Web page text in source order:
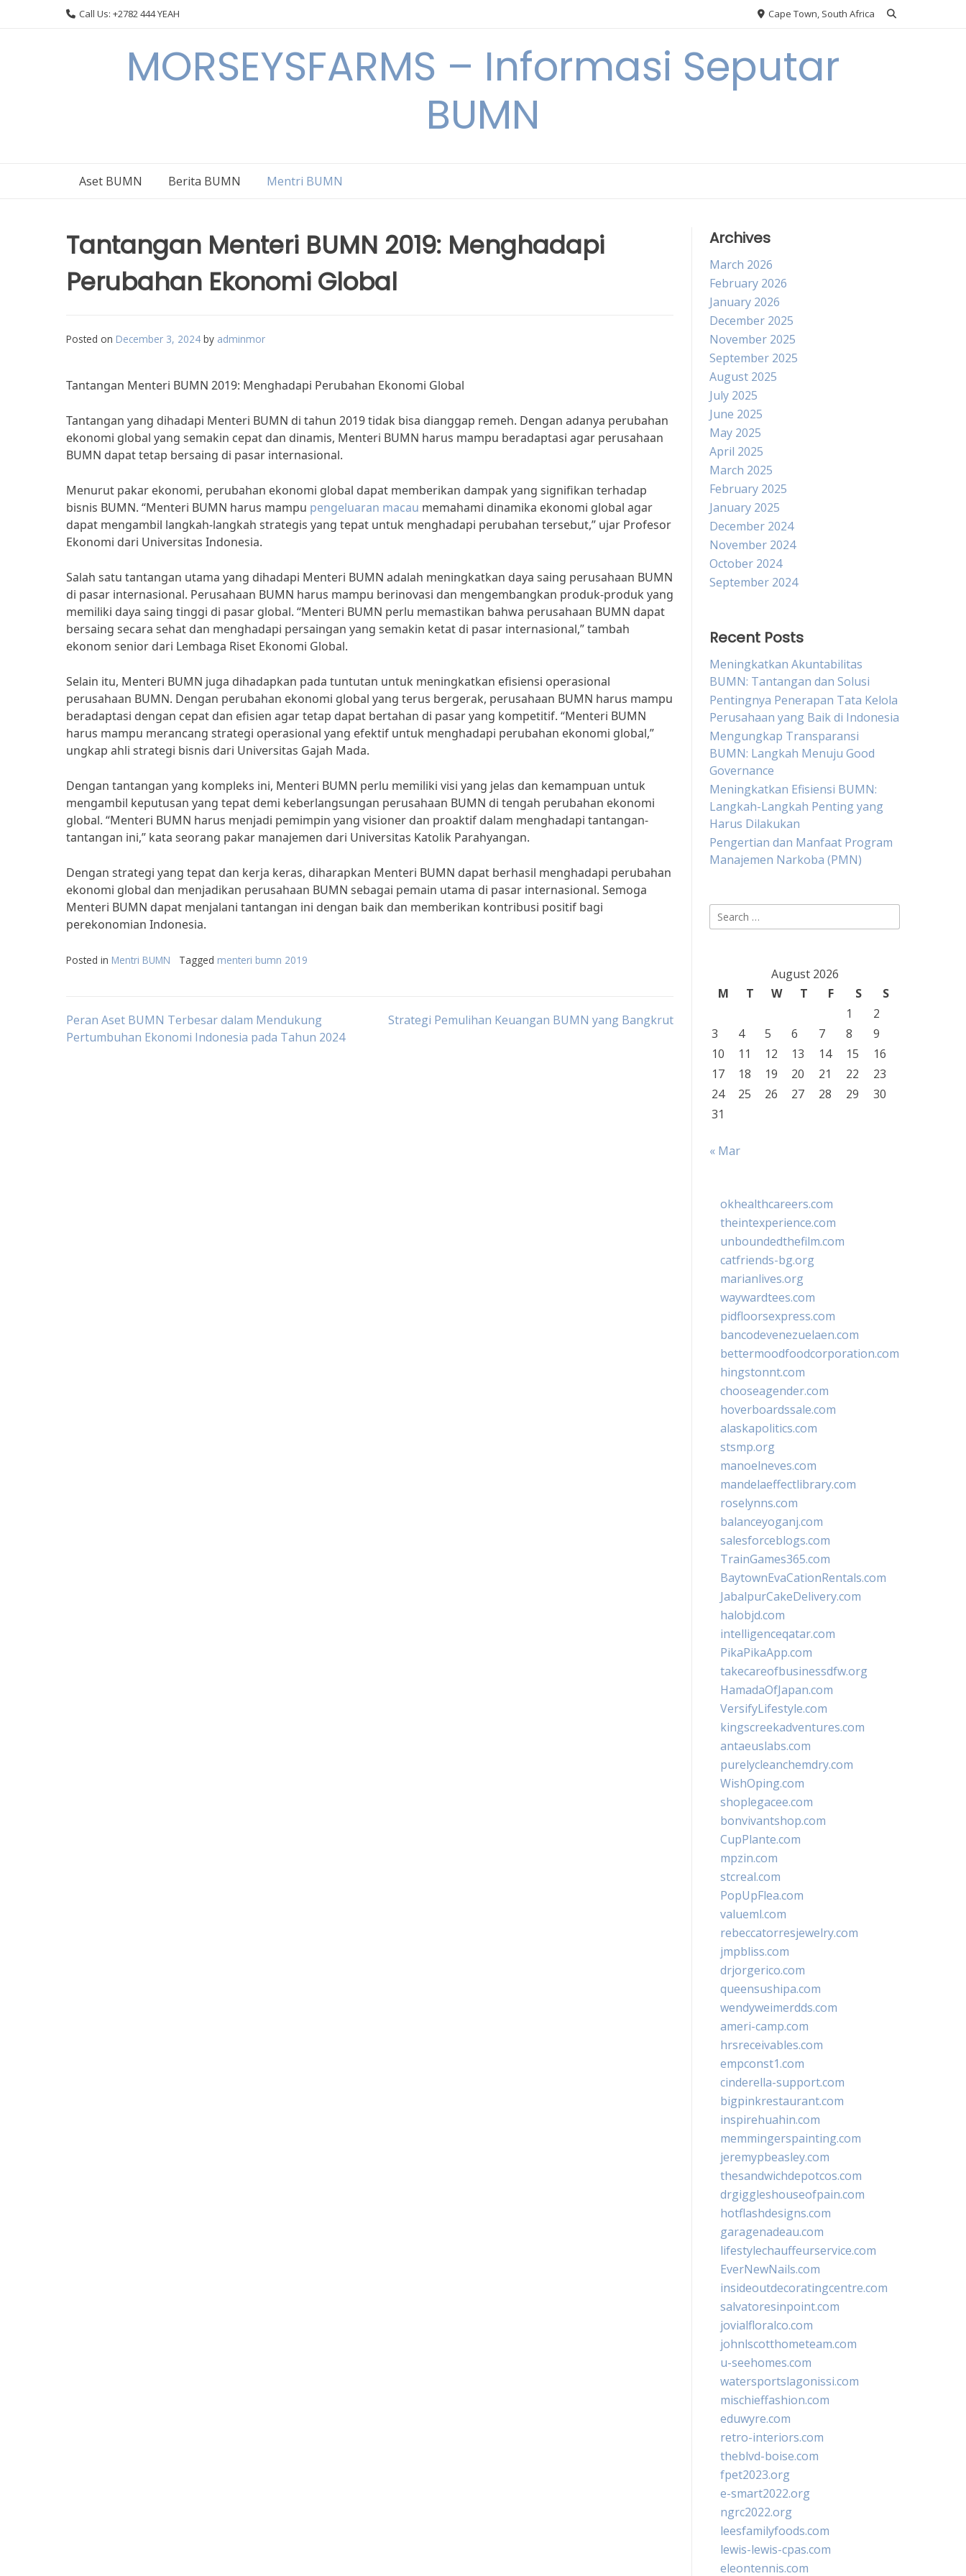
Call Us: +2782 444 YEAH Cape Town, South Africa
MORSEYSFARMS – Informasi Seputar
BUMN
Aset BUMN Berita BUMN Mentri BUMN
Tantangan Menteri BUMN 2019: Menghadapi
Perubahan Ekonomi Global
Posted on December 3, 2024 by adminmor
Tantangan Menteri BUMN 2019: Menghadapi Perubahan Ekonomi Global
Tantangan yang dihadapi Menteri BUMN di tahun 2019 tidak bisa dianggap remeh. Dengan adanya perubahan
ekonomi global yang semakin cepat dan dinamis, Menteri BUMN harus mampu beradaptasi agar perusahaan
BUMN dapat tetap bersaing di pasar internasional.
Menurut pakar ekonomi, perubahan ekonomi global dapat memberikan dampak yang signifikan terhadap
bisnis BUMN. “Menteri BUMN harus mampu pengeluaran macau memahami dinamika ekonomi global agar
dapat mengambil langkah-langkah strategis yang tepat untuk menghadapi perubahan tersebut,” ujar Profesor
Ekonomi dari Universitas Indonesia.
Salah satu tantangan utama yang dihadapi Menteri BUMN adalah meningkatkan daya saing perusahaan BUMN
di pasar internasional. Perusahaan BUMN harus mampu berinovasi dan mengembangkan produk-produk yang
memiliki daya saing tinggi di pasar global. “Menteri BUMN perlu memastikan bahwa perusahaan BUMN dapat
bersaing secara sehat dan menghadapi persaingan yang semakin ketat di pasar internasional,” tambah
ekonom senior dari Lembaga Riset Ekonomi Global.
Selain itu, Menteri BUMN juga dihadapkan pada tuntutan untuk meningkatkan efisiensi operasional
perusahaan BUMN. Dengan perubahan ekonomi global yang terus bergerak, perusahaan BUMN harus mampu
beradaptasi dengan cepat dan efisien agar tetap dapat bertahan di pasar yang kompetitif. “Menteri BUMN
harus mampu merancang strategi operasional yang efektif untuk menghadapi perubahan ekonomi global,”
ungkap ahli strategi bisnis dari Universitas Gajah Mada.
Dengan tantangan yang kompleks ini, Menteri BUMN perlu memiliki visi yang jelas dan kemampuan untuk
mengambil keputusan yang tepat demi keberlangsungan perusahaan BUMN di tengah perubahan ekonomi
global. “Menteri BUMN harus menjadi pemimpin yang visioner dan proaktif dalam menghadapi tantangan-
tantangan ini,” kata seorang pakar manajemen dari Universitas Katolik Parahyangan.
Dengan strategi yang tepat dan kerja keras, diharapkan Menteri BUMN dapat berhasil menghadapi perubahan
ekonomi global dan menjadikan perusahaan BUMN sebagai pemain utama di pasar internasional. Semoga
Menteri BUMN dapat menjalani tantangan ini dengan baik dan memberikan kontribusi positif bagi
perekonomian Indonesia.
Posted in Mentri BUMN Tagged menteri bumn 2019
Post
Peran Aset BUMN Terbesar dalam Mendukung
Pertumbuhan Ekonomi Indonesia pada Tahun 2024
Strategi Pemulihan Keuangan BUMN yang Bangkrut
Archives
March 2026
February 2026
January 2026
December 2025
November 2025
September 2025
August 2025
July 2025
June 2025
May 2025
April 2025
March 2025
February 2025
January 2025
December 2024
November 2024
October 2024
September 2024
Recent Posts
Meningkatkan Akuntabilitas
BUMN: Tantangan dan Solusi
Pentingnya Penerapan Tata Kelola
Perusahaan yang Baik di Indonesia
Mengungkap Transparansi
BUMN: Langkah Menuju Good
Governance
Meningkatkan Efisiensi BUMN:
Langkah-Langkah Penting yang
Harus Dilakukan
Pengertian dan Manfaat Program
Manajemen Narkoba (PMN)
Search
for:
August 2026
M
T W T F S
S
1
2
3
4 5 6 7 8
9
10
11 12 13 14 15
16
17
18 19 20 21 22
23
24
25 26 27 28 29
30
31
« Mar
okhealthcareers.com
theintexperience.com
unboundedthefilm.com
catfriends-bg.org
marianlives.org
waywardtees.com
pidfloorsexpress.com
bancodevenezuelaen.com
bettermoodfoodcorporation.com
hingstonnt.com
chooseagender.com
hoverboardssale.com
alaskapolitics.com
stsmp.org
manoelneves.com
mandelaeffectlibrary.com
roselynns.com
balanceyoganj.com
salesforceblogs.com
TrainGames365.com
BaytownEvaCationRentals.com
JabalpurCakeDelivery.com
halobjd.com
intelligenceqatar.com
PikaPikaApp.com
takecareofbusinessdfw.org
HamadaOfJapan.com
VersifyLifestyle.com
kingscreekadventures.com
antaeuslabs.com
purelycleanchemdry.com
WishOping.com
shoplegacee.com
bonvivantshop.com
CupPlante.com
mpzin.com
stcreal.com
PopUpFlea.com
valueml.com
rebeccatorresjewelry.com
jmpbliss.com
drjorgerico.com
queensushipa.com
wendyweimerdds.com
ameri-camp.com
hrsreceivables.com
empconst1.com
cinderella-support.com
bigpinkrestaurant.com
inspirehuahin.com
memmingerspainting.com
jeremypbeasley.com
thesandwichdepotcos.com
drgiggleshouseofpain.com
hotflashdesigns.com
garagenadeau.com
lifestylechauffeurservice.com
EverNewNails.com
insideoutdecoratingcentre.com
salvatoresinpoint.com
jovialfloralco.com
johnlscotthometeam.com
u-seehomes.com
watersportslagonissi.com
mischieffashion.com
eduwyre.com
retro-interiors.com
theblvd-boise.com
fpet2023.org
e-smart2022.org
ngrc2022.org
leesfamilyfoods.com
lewis-lewis-cpas.com
eleontennis.com